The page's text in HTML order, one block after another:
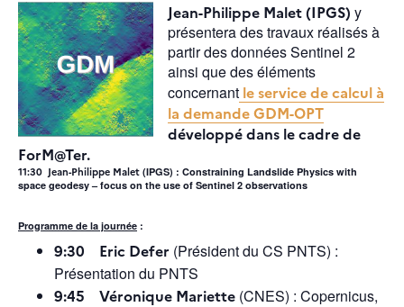
Jean-Philippe Malet (IPGS) y
présentera des travaux réalisés à
partir des données Sentinel 2
ainsi que des éléments
concernant le service de calcul à
la demande GDM-OPT
développé dans le cadre de
ForM@Ter.
11:30 Jean-Philippe Malet (IPGS) : Constraining Landslide Physics with
space geodesy – focus on the use of Sentinel 2 observations
Programme de la journée :
9:30 Eric Defer (Président du CS PNTS) :
Présentation du PNTS
9:45 Véronique Mariette (CNES) : Copernicus,